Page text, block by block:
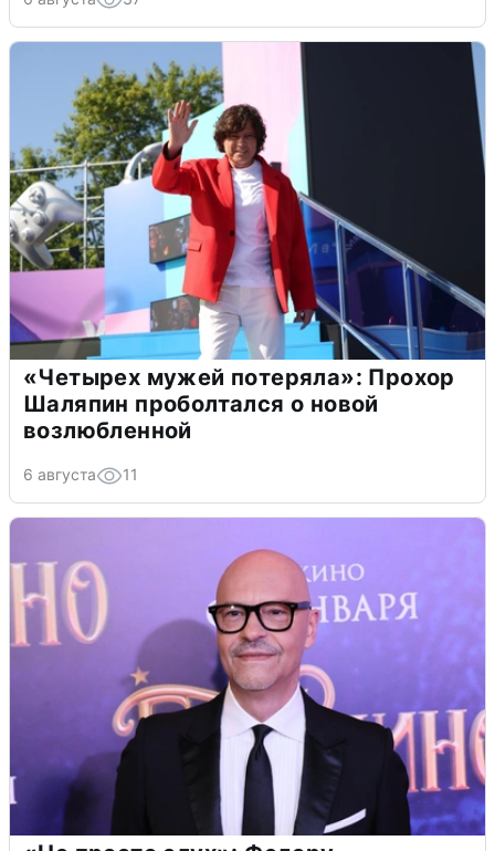
«Четырех мужей потеряла»: Прохор
Шаляпин проболтался о новой
возлюбленной
6 августа 11